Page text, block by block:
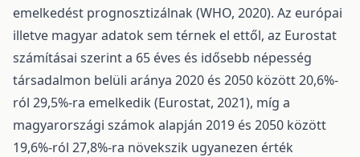
emelkedést prognosztizálnak (WHO, 2020). Az európai
illetve magyar adatok sem térnek el ettől, az Eurostat
számításai szerint a 65 éves és idősebb népesség
társadalmon belüli aránya 2020 és 2050 között 20,6%-
ról 29,5%-ra emelkedik (Eurostat, 2021), míg a
magyarországi számok alapján 2019 és 2050 között
19,6%-ról 27,8%-ra növekszik ugyanezen érték